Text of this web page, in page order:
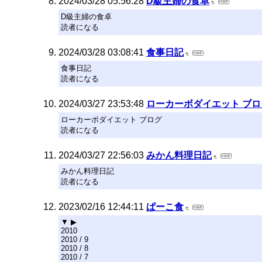
D級主婦の食卓
読者になる
2024/03/28 03:08:41 食事日記
食事日記
読者になる
2024/03/27 23:53:48 ローカーボダイエット ブ
ローカーボダイエット ブログ
読者になる
2024/03/27 22:56:03 みかん料理日記
みかん料理日記
読者になる
2023/02/16 12:44:11 ぱーこ食
▼ ▶
2010
2010 / 9
2010 / 8
2010 / 7